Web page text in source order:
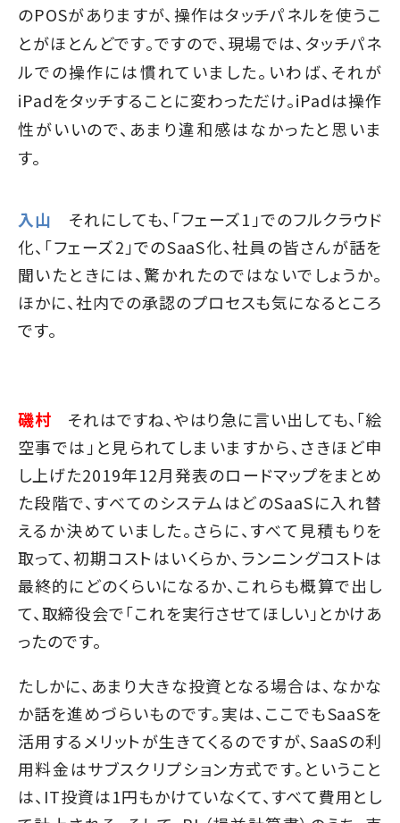
のPOSがありますが、操作はタッチパネルを使うこ
とがほとんどです。ですので、現場では、タッチパネ
ルでの操作には慣れていました。いわば、それが
iPadをタッチすることに変わっただけ。iPadは操作
性がいいので、あまり違和感はなかったと思いま
す。
入山 それにしても、「フェーズ1」でのフルクラウド
化、「フェーズ2」でのSaaS化、社員の皆さんが話を
聞いたときには、驚かれたのではないでしょうか。
ほかに、社内での承認のプロセスも気になるところ
です。
磯村
それはですね、やはり急に言い出しても、「絵
空事では」と見られてしまいますから、さきほど申
し上げた2019年12月発表のロードマップをまとめ
た段階で、すべてのシステムはどのSaaSに入れ替
えるか決めていました。さらに、すべて見積もりを
取って、初期コストはいくらか、ランニングコストは
最終的にどのくらいになるか、これらも概算で出し
て、取締役会で「これを実行させてほしい」とかけあ
ったのです。
たしかに、あまり大きな投資となる場合は、なかな
か話を進めづらいものです。実は、ここでもSaaSを
活用するメリットが生きてくるのですが、SaaSの利
用料金はサブスクリプション方式です。ということ
は、IT投資は1円もかけていなくて、すべて費用とし